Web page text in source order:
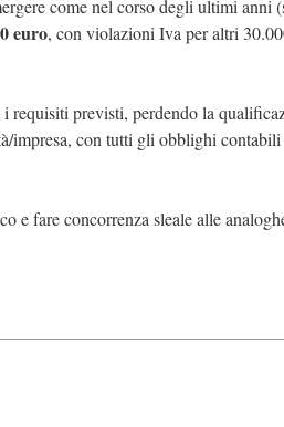
come nel corso degli ultimi anni
euro, con violazioni Iva per altri
requisiti previsti, perdendo la
impresa, con tutti gli obblighi contabili
e fare concorrenza sleale alle